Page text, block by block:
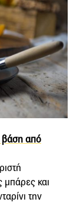
βάση από
μπάρες και
την